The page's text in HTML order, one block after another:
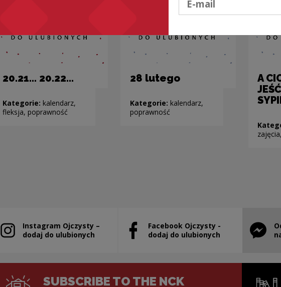
20.21… 20.22…
Kategorie: kalendarz,
fleksja, poprawność
28 lutego
Kategorie: kalendarz,
poprawność
A
Instagram Ojczysty –
dodaj do ulubionych
Note, the link will open in a new window
Facebook Ojczysty -
dodaj do ulubionych
Note, the link will open in a new window
Note,
SUBSCRIBE TO THE NCK